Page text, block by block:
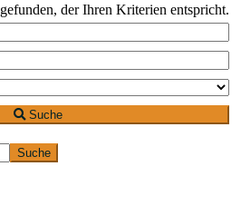
der Ihren Kriterien entspricht.
Suche